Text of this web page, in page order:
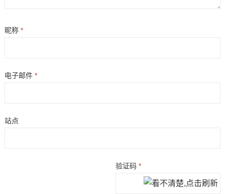
昵称 *
电子邮件 *
站点
验证码*